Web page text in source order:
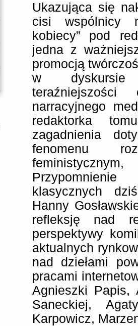
Ukazująca się
cisi wspólnicy
kobiecy” pod
jedna z
promocją
w dyskursie
teraźniejszości
narracyjnego
redaktorka
zagadnienia
fenomenu
klasycznych
Hanny
refleksję nad
perspektywy
aktualnych
nad dziełami
pracami
Agnieszki Papis,
Saneckiej,
Karpowicz,